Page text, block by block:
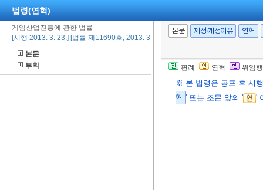
법령(연혁)
게임산업진흥에 관한 법률
[시행 2013. 3. 23.] [법률 제11690호, 2013. 3. 23., 타법개정]
본문
부칙
본문 제정·개정이유 연혁
판례 연혁 위임
※ 본 법령은 공포 후 시
혁 ' 또는 조문 앞의 ' '